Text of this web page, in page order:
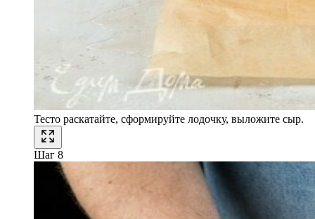
Тесто раскатайте, сформируйте лодочку, выложите сыр.
Шаг 8